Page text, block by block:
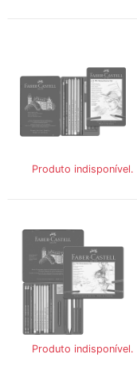
Produto indisponível.
Produto indisponível.